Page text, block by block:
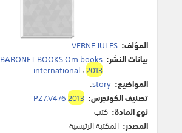
المؤلف: VERNE JULES
.
بيانات النشر: BARONET BOOKS Om books
international،2013
.
المواضيع: story
.
تصنيف الكونجرس:
PZ7.V4762013
نوع المادة: كتب
المصدر: المكتبة الرئيسية